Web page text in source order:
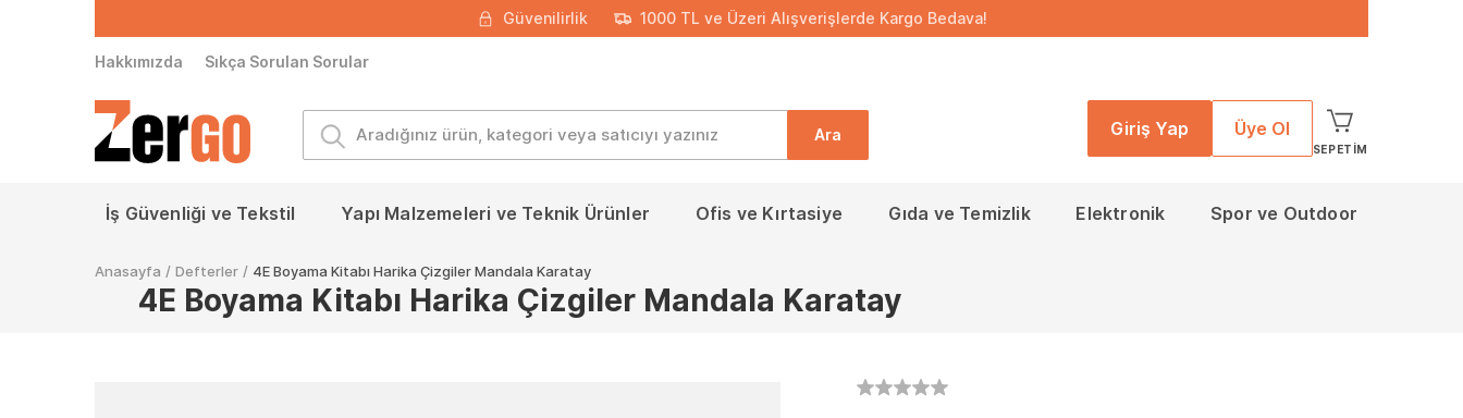
Güvenilirlik 1000 TL ve Üzeri Alışverişlerde Kargo Bedava!
Hakkımızda Sıkça Sorulan Sorular
Ara Giriş Yap Üye Ol
SEPETIM
İş Güvenliği ve Tekstil Yapı Malzemeleri ve Teknik Ürünler Ofis ve Kırtasiye Gıda ve Temizlik Elektronik Spor ve Outdoor
Anasayfa / Defterler / 4E Boyama Kitabı Harika Çizgiler Mandala Karatay
4E Boyama Kitabı Harika Çizgiler Mandala Karatay